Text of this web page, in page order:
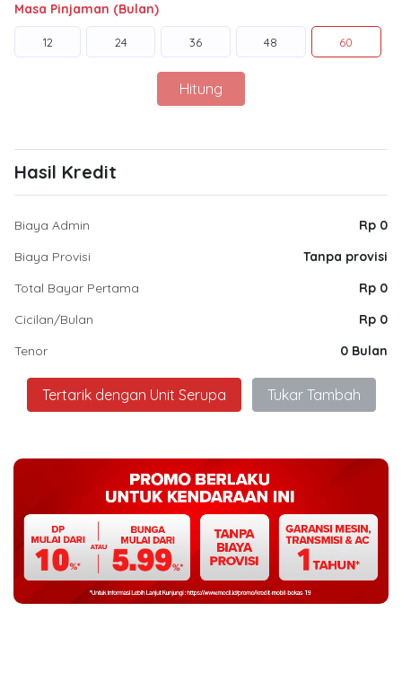
Masa Pinjaman (Bulan)
12 24 36 48 60
Hitung
Hasil Kredit
Biaya Admin
Rp 0
Biaya Provisi
Tanpa provisi
Total Bayar Pertama
Rp 0
Cicilan/Bulan
Rp 0
Tenor
0 Bulan
Tertarik dengan Unit Serupa Tukar Tambah